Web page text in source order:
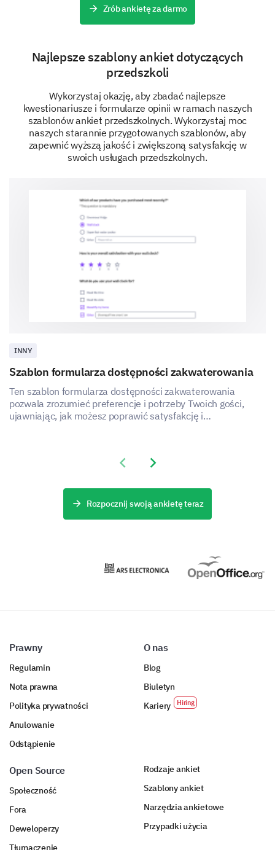
Areas for Improvement
improvement for childcare services in our community.
How would you rate the importance of the
following aspects for improving childcare
services in your community?
3. Enhanced staff qualifications
4. More flexible hours
5. More educational activities
Not at all important
Little importance
Impotant
Very important
services in your community.
Zrób ankietę za darmo
Najlepsze szablony ankiet dotyczących
przedszkoli
Wykorzystaj okazję, aby zbadać najlepsze
kwestionariusze i formularze opinii w ramach naszych
szablonów ankiet przedszkolnych. Wykorzystaj moc
naszych starannie przygotowanych szablonów, aby
zapewnić wyższą jakość i zwiększoną satysfakcję w
swoich usługach przedszkolnych.
INNY
Szablon formularza dostępności zakwaterowania
Ten szablon formularza dostępności zakwaterowania
pozwala zrozumieć preferencje i potrzeby Twoich gości,
ujawniając, jak możesz poprawić satysfakcję i
Previous slide
Next slide
Rozpocznij swoją ankietę teraz
Prawny
Regulamin
Nota prawna
Polityka prywatności
Anulowanie
Odstąpienie
O nas
Blog
Biuletyn
Kariery
Open Source
Społeczność
Fora
Deweloperzy
Rodzaje ankiet
Szablony ankiet
Narzędzia ankietowe
Przypadki użycia